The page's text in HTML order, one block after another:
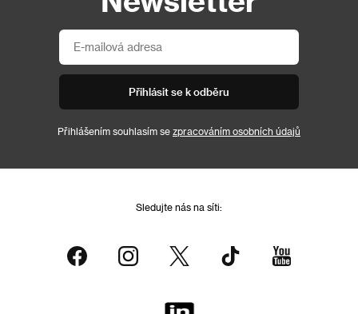
Přihlásit se k odběru
Přihlášením souhlasím se zpracováním osobních údajů
Sledujte nás na síti: